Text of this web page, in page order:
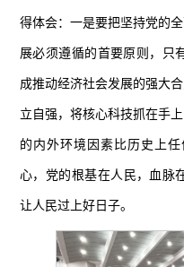
得体会：一是要把坚持党的
展必须遵循的首要原则，只
成推动经济社会发展的强大
立自强，将核心科技抓在手
的内外环境因素比历史上
心，党的根基在人民，血脉
让人民过上好日子。